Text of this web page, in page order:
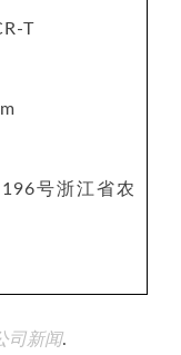
T
号浙江省农
司新闻.